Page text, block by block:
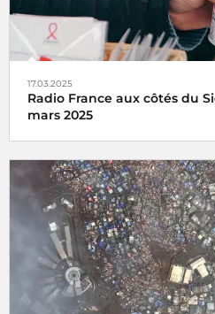
17.03.2025
Radio France aux côtés du
mars 2025
Partenaire du Sidaction, Radio
lutte contre le sida et la